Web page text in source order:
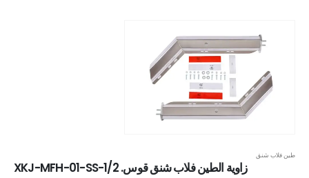
طين فلاب شنق
زاوية الطين فلاب شنق قوس. XKJ-MFH-01-SS-1/2